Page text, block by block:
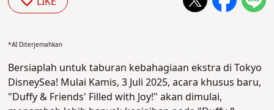
*AI Diterjemahkan
Bersiaplah untuk taburan kebahagiaan ekstra di Tokyo
DisneySea! Mulai Kamis, 3 Juli 2025, acara khusus baru,
"Duffy & Friends' Filled with Joy!" akan dimulai,